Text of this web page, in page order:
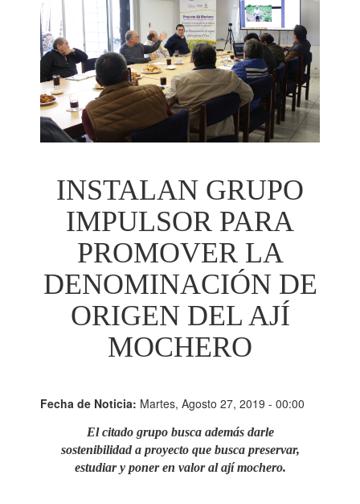
INSTALAN GRUPO
IMPULSOR PARA
PROMOVER LA
DENOMINACIÓN DE
ORIGEN DEL AJÍ
MOCHERO
Fecha de Noticia: Martes, Agosto 27, 2019 - 00:00
El citado grupo busca además darle
sostenibilidad a proyecto que busca preservar,
estudiar y poner en valor al ají mochero.